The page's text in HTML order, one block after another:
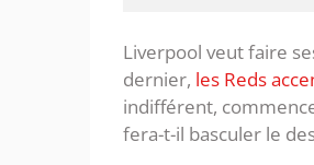
Liverpool veut faire
dernier, les Reds
indifférent,
fera-t-il basculer le